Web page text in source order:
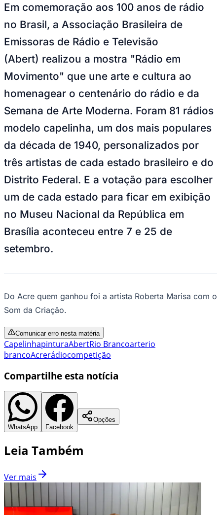
Em comemoração aos 100 anos de rádio
no Brasil, a Associação Brasileira de
Emissoras de Rádio e Televisão
(Abert) realizou a mostra "Rádio em
Movimento" que une arte e cultura ao
homenagear o centenário do rádio e da
Semana de Arte Moderna. Foram 81 rádios
modelo capelinha, um dos mais populares
da década de 1940, personalizados por
três artistas de cada estado brasileiro e do
Distrito Federal. E a votação para escolher
um de cada estado para ficar em exibição
no Museu Nacional da República em
Brasília aconteceu entre 7 e 25 de
setembro.
Do Acre quem ganhou foi a artista Roberta Marisa com o
Som da Criação.
Comunicar erro nesta matéria
CapelinhapinturaAbertRio Brancoarterio
brancoAcrerádiocompetição
Compartilhe esta notícia
WhatsApp Facebook
Opções
Leia Também
Ver mais